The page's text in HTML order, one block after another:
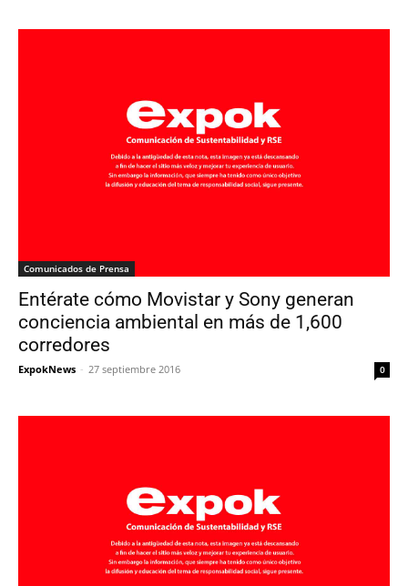
Comunicados de Prensa
Entérate cómo Movistar y Sony generan
conciencia ambiental en más de 1,600
corredores
ExpokNews - 27 septiembre 2016 0